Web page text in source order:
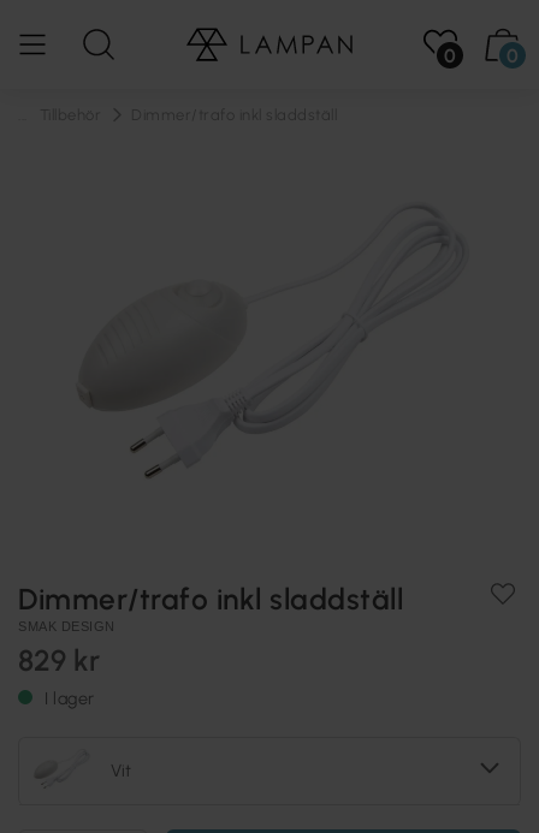
0 0
Dimmer/trafo inkl sladdställ
SMAK DESIGN
829 kr
I lager
Vit